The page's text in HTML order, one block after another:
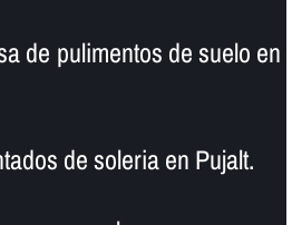
de pulimentos de suelo en
de soleria en Pujalt.